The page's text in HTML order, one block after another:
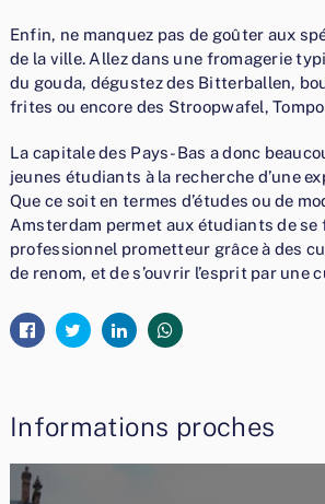
Enfin, ne manquez pas de goûter aux
de la ville. Allez dans une fromagerie
du gouda, dégustez des Bitterballen,
frites ou encore des Stroopwafel,
La capitale des Pays-Bas a donc
jeunes étudiants à la recherche d’une
Que ce soit en termes d’études ou de
Amsterdam permet aux étudiants de se
professionnel prometteur grâce à des
de renom, et de s’ouvrir l’esprit par une
Informations proches